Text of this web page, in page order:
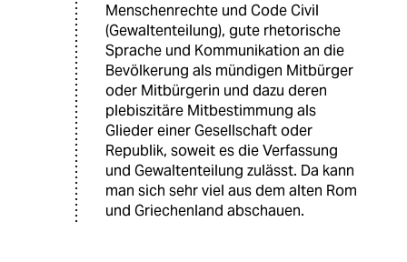
Menschenrechte und Code Civil
(Gewaltenteilung), gute rhetorische
Sprache und Kommunikation an die
Bevölkerung als mündigen Mitbürger
oder Mitbürgerin und dazu deren
plebiszitäre Mitbestimmung als
Glieder einer Gesellschaft oder
Republik, soweit es die Verfassung
und Gewaltenteilung zulässt. Da kann
man sich sehr viel aus dem alten Rom
und Griechenland abschauen.